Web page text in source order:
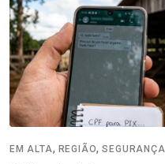
EM ALTA, REGIÃO,SEGURANÇA